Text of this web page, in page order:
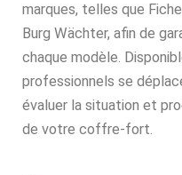
marques, telles que
Burg Wächter, afin de
chaque modèle.
professionnels se
évaluer la situation et
de votre coffre-fort.